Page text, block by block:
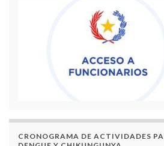
CRONOGRAMA DE ACTIVIDADES